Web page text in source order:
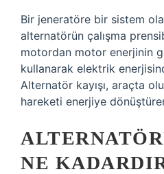
Bir jeneratöre bir sistem
alternatörün çalışma
motordan motor enerjinin
kullanarak elektrik
Alternatör kayışı, araçta
hareketi enerjiye
NE